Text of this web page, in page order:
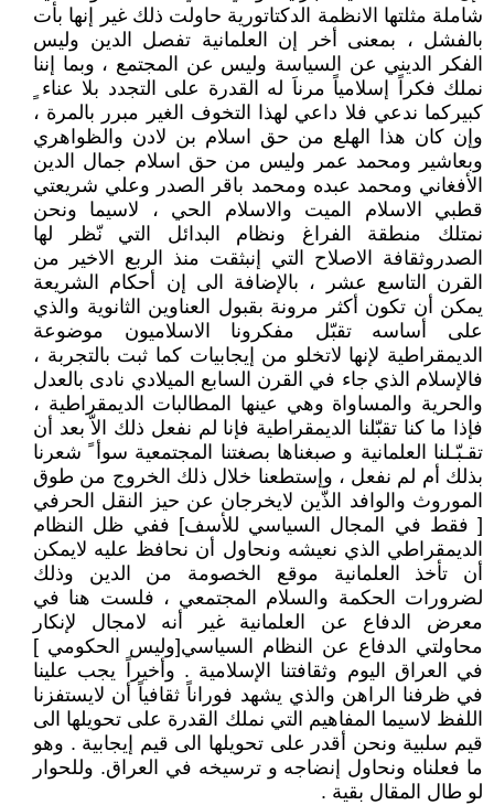
شاملة مثلتها الانظمة الدكتاتورية حاولت ذلك غير إنها بأت
بالفشل ، بمعنى أخر إن العلمانية تفصل الدين وليس
الفكر الديني عن السياسة وليس عن المجتمع ، وبما إننا
نملك فكراً إسلامياً مرناَ له القدرة على التجدد بلا عناء ٍ
كبيركما ندعي فلا داعي لهذا التخوف الغير مبرر بالمرة ،
وإن كان هذا الهلع من حق اسلام بن لادن والظواهري
وبعاشير ومحمد عمر وليس من حق اسلام جمال الدين
الأفغاني ومحمد عبده ومحمد باقر الصدر وعلي شريعتي
قطبي الاسلام الميت والاسلام الحي ، لاسيما ونحن
نمتلك منطقة الفراغ ونظام البدائل التي نّظر لها
الصدروثقافة الاصلاح التي إنبثقت منذ الربع الاخير من
القرن التاسع عشر ، بالإضافة الى إن أحكام الشريعة
يمكن أن تكون أكثر مرونة بقبول العناوين الثانوية والذي
على أساسه تقبّل مفكرونا الاسلاميون موضوعة
الديمقراطية لإنها لاتخلو من إيجابيات كما ثبت بالتجربة ،
فالإسلام الذي جاء في القرن السابع الميلادي نادى بالعدل
والحرية والمساواة وهي عينها المطالبات الديمقراطية ،
فإذا ما كنا تقبّلنا الديمقراطية فإنا لم نفعل ذلك الاّ بعد أن
تقـبّـلنا العلمانية و صبغناها بصغتنا المجتمعية سوأ ً شعرنا
بذلك أم لم نفعل ، وإستطعنا خلال ذلك الخروج من طوق
الموروث والوافد الذّين لايخرجان عن حيز النقل الحرفي
[ فقط في المجال السياسي للأسف] ففي ظل النظام
الديمقراطي الذي نعيشه ونحاول أن نحافظ عليه لايمكن
أن تأخذ العلمانية موقع الخصومة من الدين وذلك
لضرورات الحكمة والسلام المجتمعي ، فلست هنا في
معرض الدفاع عن العلمانية غير أنه لامجال لإنكار
محاولتي الدفاع عن النظام السياسي[وليس الحكومي ]
في العراق اليوم وثقافتنا الإسلامية . وأخيراً يجب علينا
في ظرفنا الراهن والذي يشهد فوراناً ثقافياً أن لايستفزنا
اللفظ لاسيما المفاهيم التي نملك القدرة على تحويلها الى
قيم سلبية ونحن أقدر على تحويلها الى قيم إيجابية . وهو
ما فعلناه ونحاول إنضاجه و ترسيخه في العراق. وللحوار
لو طال المقال بقية .